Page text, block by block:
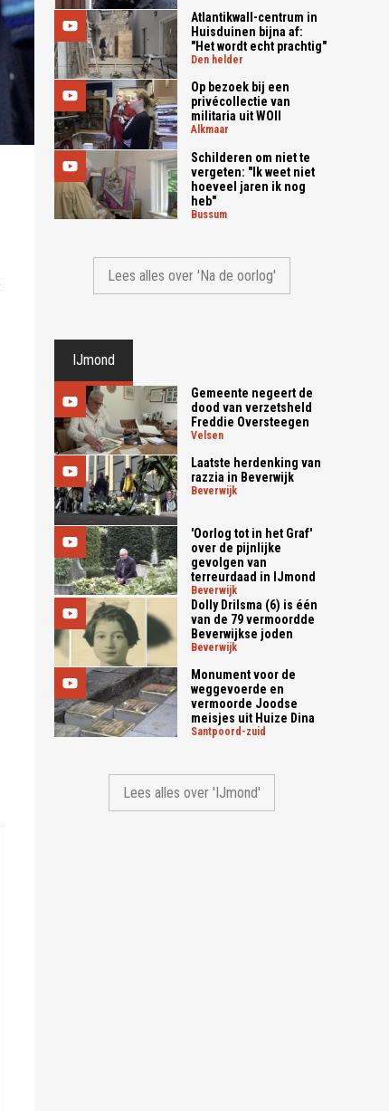
Atlantikwall-centrum in
Huisduinen bijna af:
"Het wordt echt prachtig"
den helder
Op bezoek bij een
privécollectie van
militaria uit WOII
alkmaar
Schilderen om niet te
vergeten: "Ik weet niet
hoeveel jaren ik nog
heb"
bussum
Lees alles over 'Na de oorlog'
IJmond
Gemeente negeert de
dood van verzetsheld
Freddie Oversteegen
velsen
Laatste herdenking van
razzia in Beverwijk
beverwijk
'Oorlog tot in het Graf'
over de pijnlijke
gevolgen van
terreurdaad in IJmond
beverwijk
Dolly Drilsma (6) is één
van de 79 vermoordde
Beverwijkse joden
beverwijk
Monument voor de
weggevoerde en
vermoorde Joodse
meisjes uit Huize Dina
santpoord-zuid
Lees alles over 'IJmond'